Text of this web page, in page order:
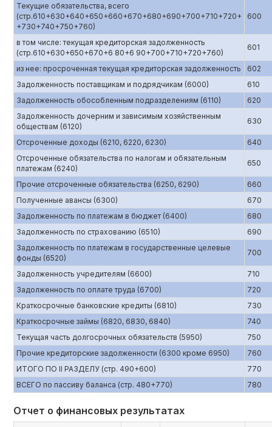
Текущие обязательства, всего
(стр.610+630+640+650+660+670+680+690+700+710+720+
+730+740+750+760)
600
в том числе: текущая кредиторская задолженность
(стр.610+630+650+670+6 80+6 90+700+710+720+760)
601
из нее: просроченная текущая кредиторская задолженность
602
Задолженность поставщикам и подрядчикам (6000)
610
Задолженность обособленным подразделениям (6110)
620
Задолженность дочерним и зависимым хозяйственным
обществам (6120)
630
Отсроченные доходы (6210, 6220, 6230)
640
Отсроченные обязательства по налогам и обязательным
платежам (6240)
650
Прочие отсроченные обязательства (6250, 6290)
660
Полученные авансы (6300)
670
Задолженность по платежам в бюджет (6400)
680
Задолженность по страхованию (6510)
690
Задолженность по платежам в государственные целевые
фонды (6520)
700
Задолженность учредителям (6600)
710
Задолженность по оплате труда (6700)
720
Краткосрочные банковские кредиты (6810)
730
Краткосрочные займы (6820, 6830, 6840)
740
Текущая часть долгосрочных обязательств (5950)
750
Прочие кредиторские задолженности (6300 кроме 6950)
760
ИТОГО ПО II РАЗДЕЛУ (стр. 490+600)
770
ВСЕГО по пассиву баланса (стр. 480+770)
780
Отчет о финансовых результатах